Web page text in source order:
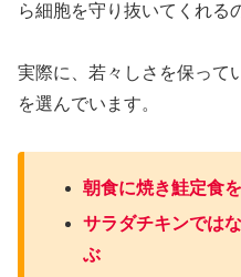
ら細胞を守り抜いてくれる
実際に、若々しさを保って
を選んでいます。
朝食に焼き鮭定食
サラダチキンでは
ぶ